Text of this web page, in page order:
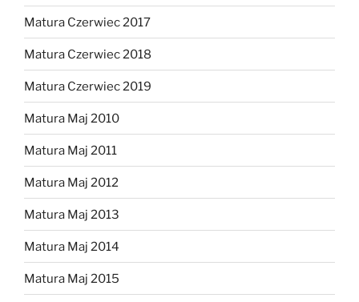
Matura Czerwiec 2017
Matura Czerwiec 2018
Matura Czerwiec 2019
Matura Maj 2010
Matura Maj 2011
Matura Maj 2012
Matura Maj 2013
Matura Maj 2014
Matura Maj 2015